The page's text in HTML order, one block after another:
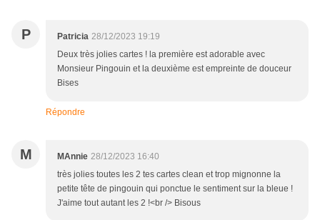
P Patricia 28/12/2023 19:19
Deux très jolies cartes ! la première est adorable avec
Monsieur Pingouin et la deuxième est empreinte de douceur
Bises
Répondre
M MAnnie 28/12/2023 16:40
très jolies toutes les 2 tes cartes clean et trop mignonne la
petite tête de pingouin qui ponctue le sentiment sur la bleue !
J'aime tout autant les 2 !<br /> Bisous